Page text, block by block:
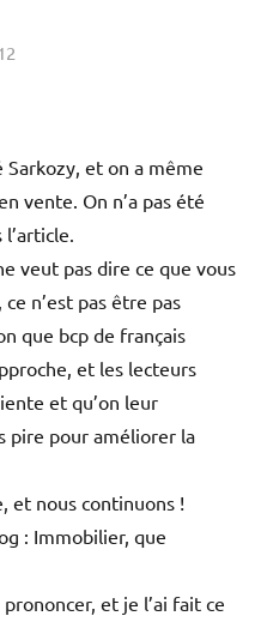
Sarkozy, et on a même
vente. On n’a pas été
veut pas dire ce que vous
n’est pas être pas
que bcp de français
et les lecteurs
et qu’on leur
pire pour améliorer la
et nous continuons !
: Immobilier, que
et je l’ai fait ce